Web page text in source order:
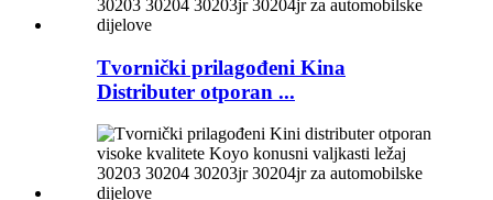
Tvornički prilagođeni Kina
Distributer otporan ...